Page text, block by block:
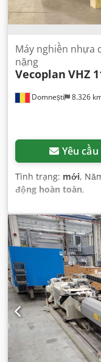
Domnești 8.326
Máy nghiền nhựa
nặng
Vecoplan VHZ
Yêu cầu
Tình trạng: mới,
động hoàn toàn,